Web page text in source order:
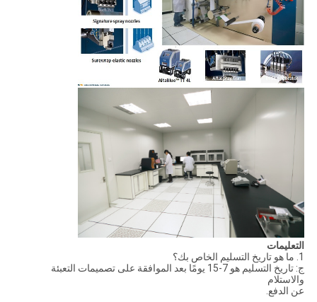
التعليمات
1. ما هو تاريخ التسليم الخاص بك؟
ج: تاريخ التسليم هو 7-15 يومًا بعد الموافقة على تصميمات التعبئة
والاستلام
عن الدفع.